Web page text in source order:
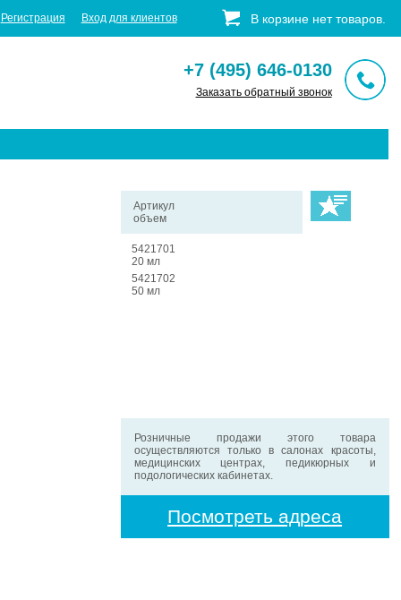
В корзине нет товаров.
Регистрация Вход для клиентов
+7 (495) 646-0130
Заказать обратный звонок
Артикул
объем
5421701
20 мл
5421702
50 мл
Розничные продажи этого товара
осуществляются только в салонах красоты,
медицинских центрах, педикюрных и
подологических кабинетах.
Посмотреть адреса